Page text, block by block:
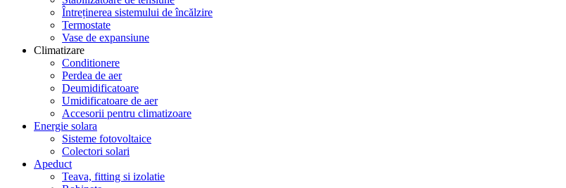
Întreținerea sistemului de încălzire
Termostate
Vase de expansiune
Climatizare
Conditionere
Perdea de aer
Deumidificatoare
Umidificatoare de aer
Accesorii pentru climatizoare
Energie solara
Sisteme fotovoltaice
Colectori solari
Apeduct
Teava, fitting si izolatie